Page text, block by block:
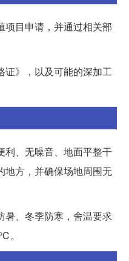
项目申请，并通过相关部
证》，以及可能的深加工
利、无噪音、地面平整干
地方，并确保场地周围无
暑、冬季防寒，舍温要求
。